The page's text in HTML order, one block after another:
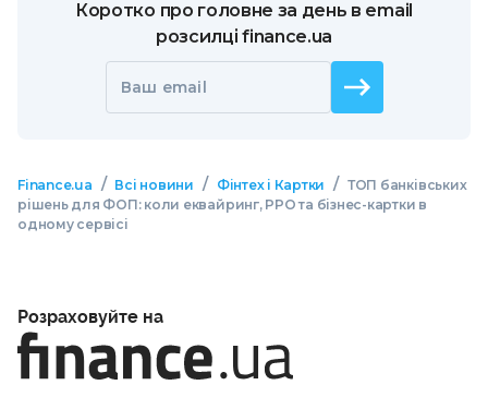
Коротко про головне за день в email
розсилці finance.ua
Ваш email
Finance.ua / Всі новини / Фінтех і Картки / ТОП банківських
рішень для ФОП: коли еквайринг, РРО та бізнес-картки в
одному сервісі
Розраховуйте на